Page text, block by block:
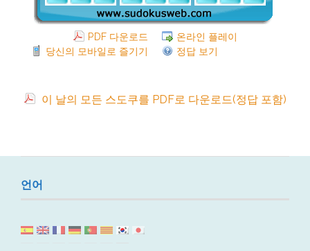
PDF 다운로드
온라인 플레이
당신의 모바일로 즐기기
정답 보기
이 날의 모든 스도쿠를 PDF로 다운로드(정답 포함)
언어